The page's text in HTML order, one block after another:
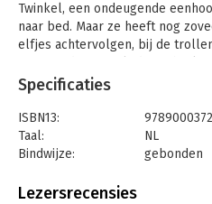
Twinkel, een ondeugende
naar bed. Maar ze heeft nog
elfjes achtervolgen, bij de
Twinkel om op tijd in bed te
Over tien minuutjes naar bed,
sprankelend geïllustreerd
perfecte lengte om voor te lezen
Specificaties
ISBN13:
Taal:
NL
Bindwijze:
gebonden
Uitgever:
Lezersrecensies